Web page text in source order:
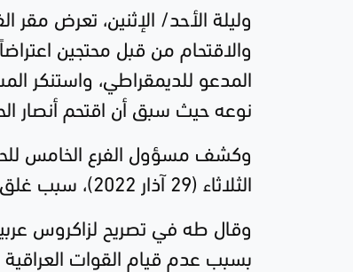
وليلة الأحد/ الإثنين، تعرض مقر
والاقتحام من قبل محتجين
المدعو للديمقراطي، واستنكر
نوعه حيث سبق أن اقتحم أنصار
وكشف مسؤول الفرع الخامس
الثلاثاء (29 آذار 2022)، سبب غلق وهدم مقر الحزب بالعاصمة العراقية.
وقال طه في تصريح لزاكروس
بسبب عدم قيام القوات العراقية